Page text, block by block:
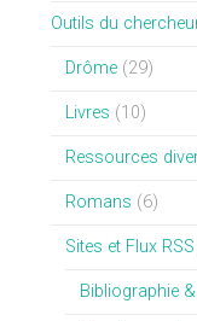
Outils du
Drôme(29)
Livres (10)
Ressources
Romans (6)
Sites et Flux RSS
Bibliographie